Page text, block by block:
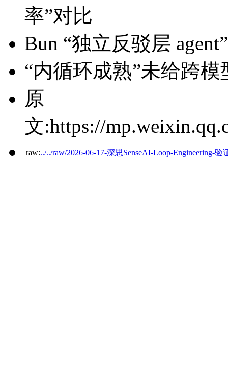
率”对比
Bun “独立反驳层
“内循环成熟”未给跨模
原
文:https://
raw:../../raw/2026-06-17-深思SenseAI-Loop-Engineering-验